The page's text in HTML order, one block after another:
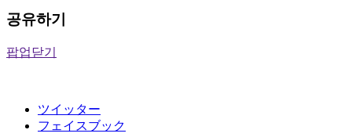
공유하기
팝업닫기
ツイッター
フェイスブック